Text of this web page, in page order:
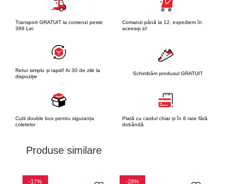
Transport GRATUIT la comenzi peste
399 Lei
Comanzi până la 12, expediem în
aceeași zi!
Retur simplu și rapid! Ai 30 de zile la
dispoziție
Schimbăm produsul GRATUIT
Cutii double box pentru siguranța
coletelor
Plată cu cardul chiar și în 6 rate fără
dobândă
Produse similare
-17%
-28%